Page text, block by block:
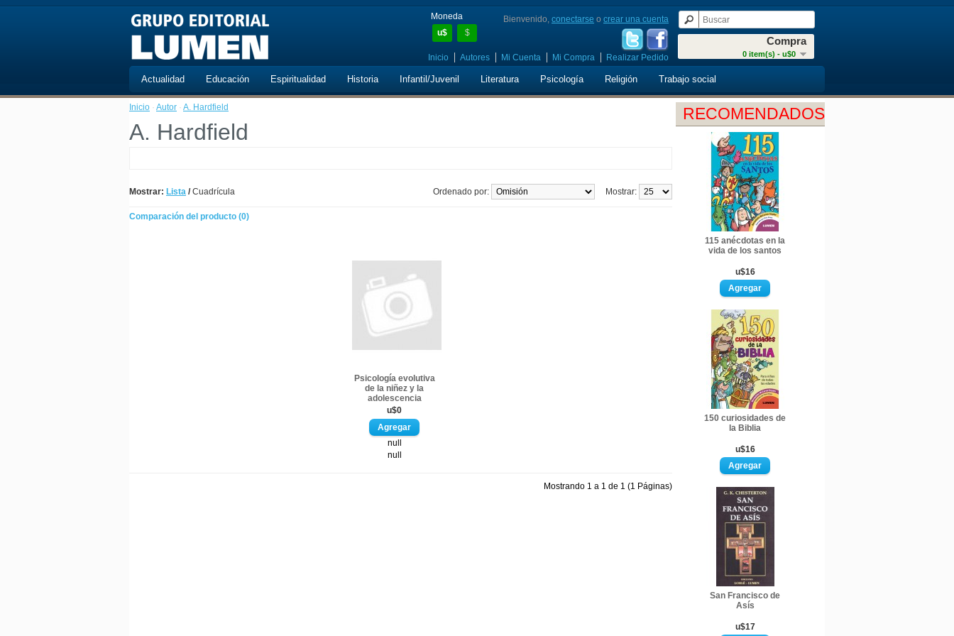
Moneda
u$
$
Compra
0 item(s) - u$0
Bienvenido, conectarse o crear una cuenta
Inicio Autores Mi Cuenta Mi Compra Realizar Pedido
Actualidad Educación Espiritualidad Historia Infantil/Juvenil Literatura Psicología Religión Trabajo social
RECOMENDADOS
115 anécdotas en la
vida de los santos
u$16
150 curiosidades de
la Biblia
u$16
San Francisco de
Asís
u$17
Inicio · Autor · A. Hardfield
A. Hardfield
Mostrar: Lista /Cuadrícula Mostrar:
Ordenado por:
Comparación del producto (0)
Psicología evolutiva
de la niñez y la
adolescencia
u$0
null
null
Mostrando 1 a 1 de 1 (1 Páginas)